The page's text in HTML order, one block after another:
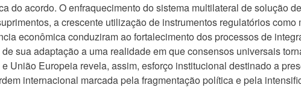
do acordo. O enfraquecimento do sistema multilateral de solução
a crescente utilização de instrumentos regulatórios como
econômica conduziram ao fortalecimento dos processos de
sua adaptação a uma realidade em que consensos universais
União Europeia revela, assim, esforço institucional destinado a
internacional marcada pela fragmentação política e pela